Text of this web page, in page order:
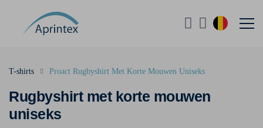
Rugbyshirt met korte mouwen
uniseks
T-shirts Proact Rugbyshirt Met Korte Mouwen Uniseks